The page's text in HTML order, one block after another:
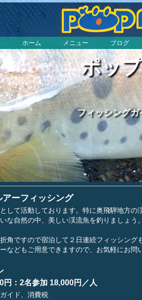
ホーム メニュー ブログ
ポッ
フィッシング
ーフィッシング
て活動しております。特に奥飛騨地方
な自然の中、美しい渓流魚を釣りましょ
ですので宿泊して２日連続フィッシング
どもご用意できますので、お気軽にお問
：2名参加 18,000円／人
イド、消費税